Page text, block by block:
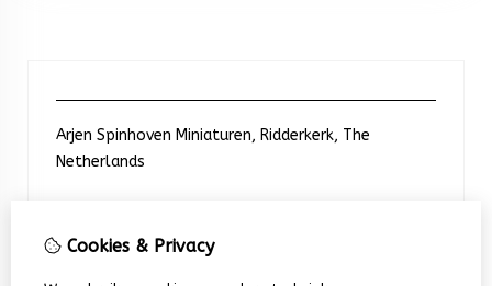
Arjen Spinhoven Miniaturen, Ridderkerk, The
Netherlands
Neem contact met ons op
Cookies & Privacy